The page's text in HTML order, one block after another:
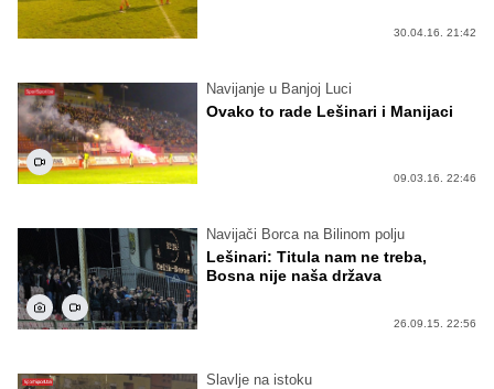
30.04.16. 21:42
Navijanje u Banjoj Luci
Ovako to rade Lešinari i Manijaci
09.03.16. 22:46
Navijači Borca na Bilinom polju
Lešinari: Titula nam ne treba,
Bosna nije naša država
26.09.15. 22:56
Slavlje na istoku